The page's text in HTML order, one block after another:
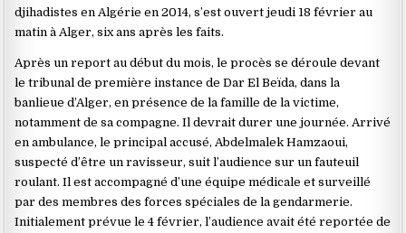
djihadistes en Algérie en 2014, s’est ouvert jeudi 18 février au
matin à Alger, six ans après les faits.
Après un report au début du mois, le procès se déroule devant
le tribunal de première instance de Dar El Beïda, dans la
banlieue d’Alger, en présence de la famille de la victime,
notamment de sa compagne. Il devrait durer une journée. Arrivé
en ambulance, le principal accusé, Abdelmalek Hamzaoui,
suspecté d’être un ravisseur, suit l’audience sur un fauteuil
roulant. Il est accompagné d’une équipe médicale et surveillé
par des membres des forces spéciales de la gendarmerie.
Initialement prévue le 4 février, l’audience avait été reportée de